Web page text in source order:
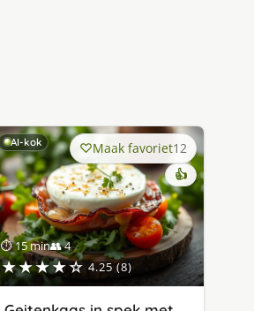
AI-kok
⏱ 15 min👥 4
★★★★☆ 4.25 (8)
Maak favoriet12
👍